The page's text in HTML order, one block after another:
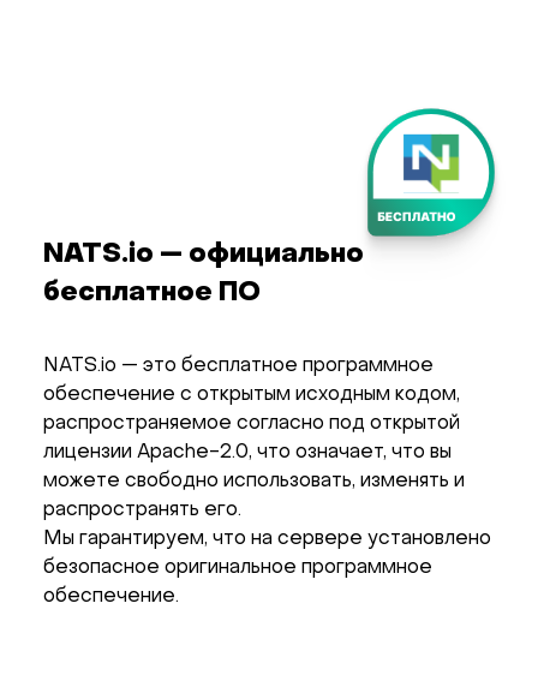
NATS.io — официально
бесплатное ПО
NATS.io — это бесплатное программное
обеспечение с открытым исходным кодом,
распространяемое согласно под открытой
лицензии Apache-2.0, что означает, что вы
можете свободно использовать, изменять и
распространять его.
Мы гарантируем, что на сервере установлено
безопасное оригинальное программное
обеспечение.